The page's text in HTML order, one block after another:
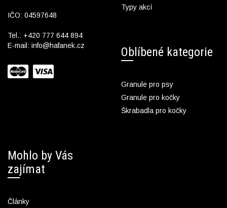
IČO: 04597648
Tel.: +420 777 644 894
E-mail: info@hafanek.cz
Typy akcí
Oblíbené kategorie
Granule pro psy
Granule pro kočky
Škrabadla pro kočky
Mohlo by Vás
zajímat
Články